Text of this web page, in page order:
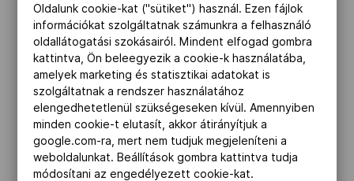
beszélt, hogy tanítványa fizikálisan
ugyanolyan erős, mint az olimpiai bajnok
Lindsey Vonn. Szerinte a rehabilitáció jól
halad és nekik dolgozik az idő. A tréner
azt is kifejtette, hogy sérülése miatt
egyfajta védettséget kapott Miklós Edit,
így a következő idényben a rajtszámok
kiosztásánál nem érinti őt hátrányosan,
Oldalunk cookie-kat ("sütiket") használ. Ezen fájlok
információkat szolgáltatnak számunkra a felhasználó
oldallátogatási szokásairól. Mindent elfogad gombra
kattintva, Ön beleegyezik a cookie-k használatába,
amelyek marketing és statisztikai adatokat is
szolgáltatnak a rendszer használatához
elengedhetetlenül szükségeseken kívül. Amennyiben
minden cookie-t elutasít, akkor átirányítjuk a
google.com-ra, mert nem tudjuk megjeleníteni a
weboldalunkat. Beállítások gombra kattintva tudja
módosítani az engedélyezett cookie-kat.